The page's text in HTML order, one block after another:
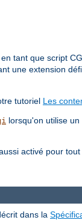
tant que script
une extension
tutoriel Les
lorsqu'on utilise
activé pour
dans la